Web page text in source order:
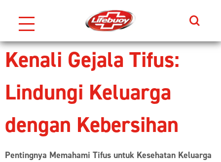
Skip to content
Search
Kenali Gejala Tifus:
Lindungi Keluarga
dengan Kebersihan
Pentingnya Memahami Tifus untuk Kesehatan Keluarga